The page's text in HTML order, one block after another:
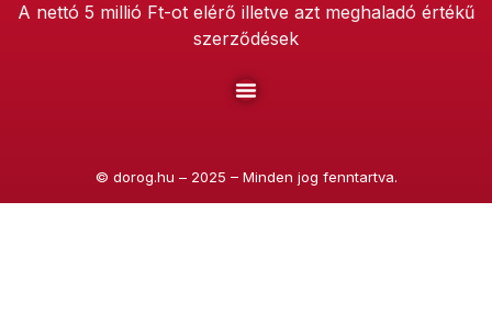
A nettó 5 millió Ft-ot elérő illetve azt meghaladó értékű
szerződések
© dorog.hu – 2025 – Minden jog fenntartva.